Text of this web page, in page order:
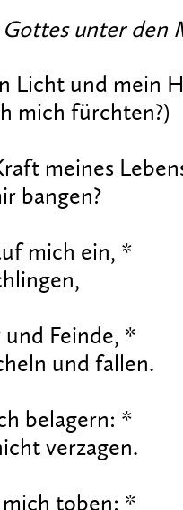
unter den
Licht und mein
mich fürchten?)
meines
bangen?
mich ein, *
und Feinde, *
und fallen.
belagern: *
verzagen.
mich toben: *